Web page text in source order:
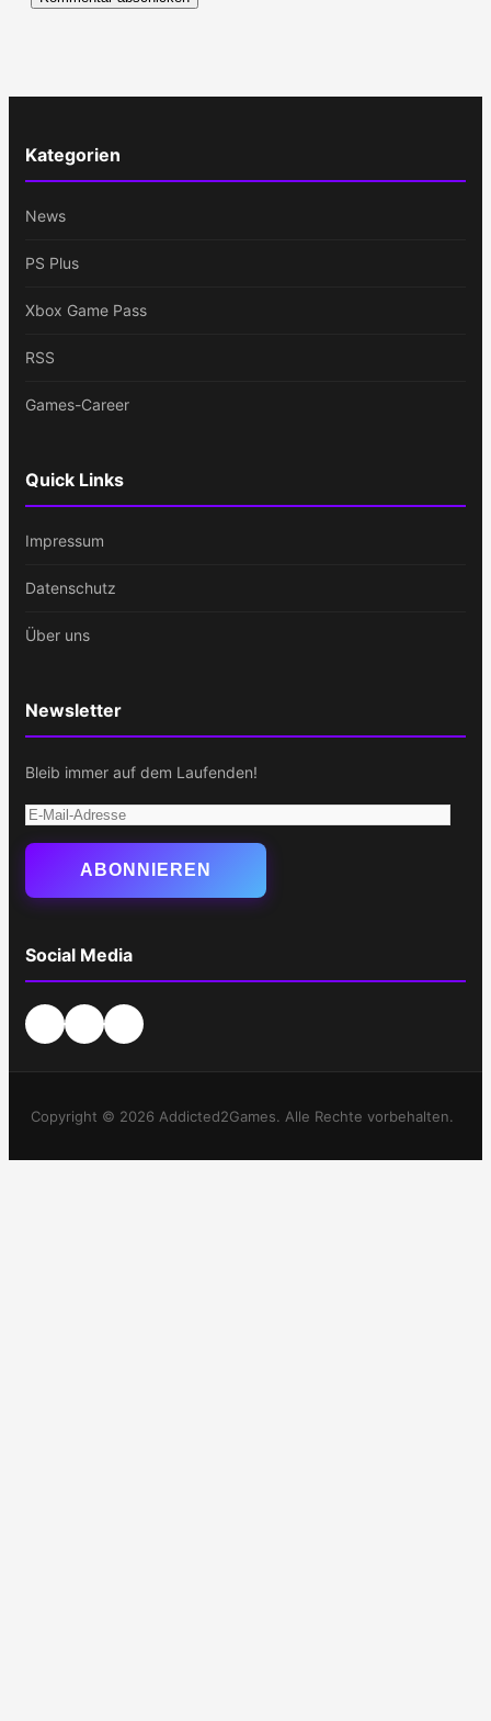
Kategorien
News
PS Plus
Xbox Game Pass
RSS
Games-Career
Quick Links
Impressum
Datenschutz
Über uns
Newsletter
Bleib immer auf dem Laufenden!
E-
ABONNIEREN
Social Media
Copyright © 2026 Addicted2Games. Alle Rechte vorbehalten.